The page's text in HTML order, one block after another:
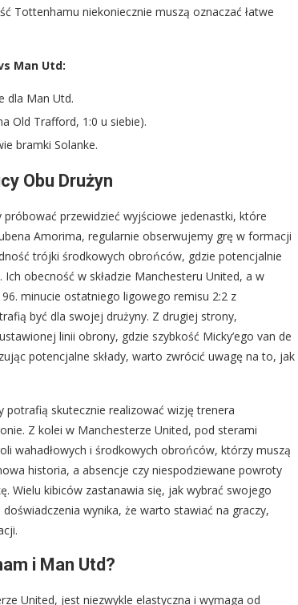
Tottenhamu niekoniecznie muszą oznaczać łatwe
Man Utd:
dla Man Utd.
Old Trafford, 1:0 u siebie).
bramki Solanke.
Obu Drużyn
przewidzieć wyjściowe jedenastki, które
Amorima, regularnie obserwujemy grę w formacji
trójki środkowych obrońców, gdzie potencjalnie
obecność w składzie Manchesteru United, a w
minucie ostatniego ligowego remisu 2:2 z
być dla swojej drużyny. Z drugiej strony,
linii obrony, gdzie szybkość Micky’ego van de
potencjalne składy, warto zwrócić uwagę na to, jak
skutecznie realizować wizję trenera
Z kolei w Manchesterze United, pod sterami
wahadłowych i środkowych obrońców, którzy muszą
historia, a absencje czy niespodziewane powroty
Wielu kibiców zastanawia się, jak wybrać swojego
wynika, że warto stawiać na graczy,
i Man Utd?
United, jest niezwykle elastyczna i wymaga od